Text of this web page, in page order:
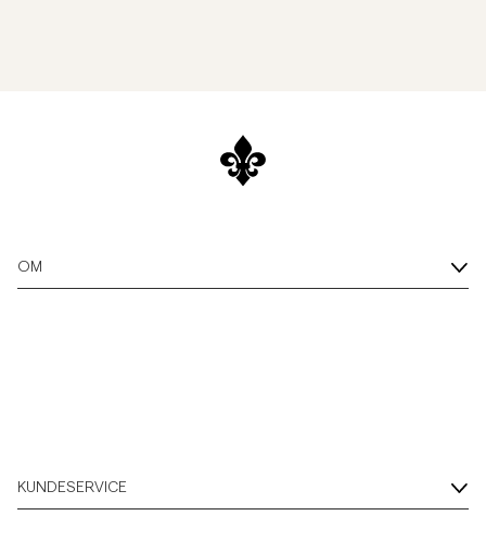
OM
KUNDESERVICE